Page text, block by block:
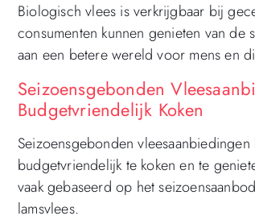
Biologisch vlees is verkrijgbaar bij
consumenten kunnen genieten van
aan een betere wereld voor mens en
Seizoensgebonden
Budgetvriendelijk Koken
Seizoensgebonden
budgetvriendelijk te koken en te
vaak gebaseerd op het
lamsvlees.